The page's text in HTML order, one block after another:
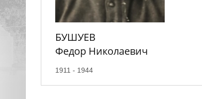
БУШУЕВ
Федор Николаевич
1911 - 1944